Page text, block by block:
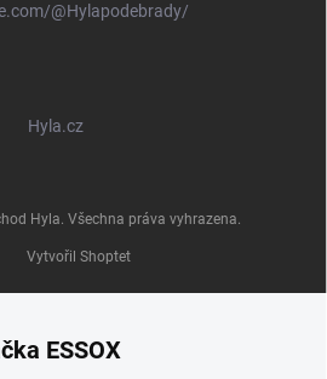
@Hylapodebrady/
Hyla.cz
Vytvořil Shoptet
Hyla. Všechna práva vyhrazena.
ESSOX